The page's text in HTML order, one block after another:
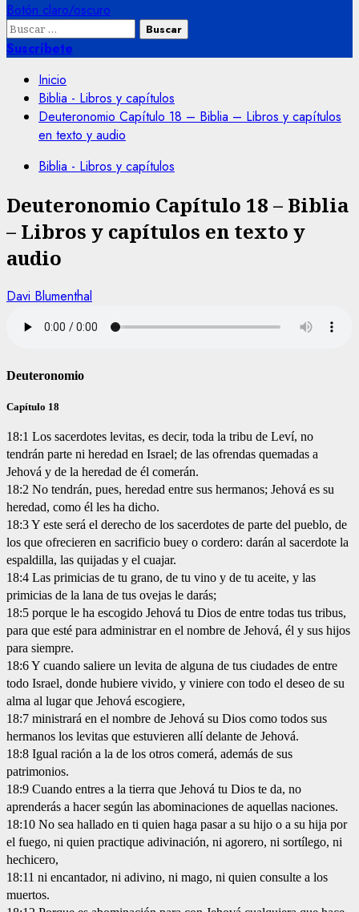
Botón claro/oscuro
Buscar:
Suscríbete
Inicio
Biblia - Libros y capítulos
Deuteronomio Capítulo 18 – Biblia – Libros y capítulos
en texto y audio
Biblia - Libros y capítulos
Deuteronomio Capítulo 18 – Biblia
– Libros y capítulos en texto y
audio
Davi Blumenthal
Deuteronomio
Capítulo 18
18:1 Los sacerdotes levitas, es decir, toda la tribu de Leví, no
tendrán parte ni heredad en Israel; de las ofrendas quemadas a
Jehová y de la heredad de él comerán.
18:2 No tendrán, pues, heredad entre sus hermanos; Jehová es su
heredad, como él les ha dicho.
18:3 Y este será el derecho de los sacerdotes de parte del pueblo, de
los que ofrecieren en sacrificio buey o cordero: darán al sacerdote la
espaldilla, las quijadas y el cuajar.
18:4 Las primicias de tu grano, de tu vino y de tu aceite, y las
primicias de la lana de tus ovejas le darás;
18:5 porque le ha escogido Jehová tu Dios de entre todas tus tribus,
para que esté para administrar en el nombre de Jehová, él y sus hijos
para siempre.
18:6 Y cuando saliere un levita de alguna de tus ciudades de entre
todo Israel, donde hubiere vivido, y viniere con todo el deseo de su
alma al lugar que Jehová escogiere,
18:7 ministrará en el nombre de Jehová su Dios como todos sus
hermanos los levitas que estuvieren allí delante de Jehová.
18:8 Igual ración a la de los otros comerá, además de sus
patrimonios.
18:9 Cuando entres a la tierra que Jehová tu Dios te da, no
aprenderás a hacer según las abominaciones de aquellas naciones.
18:10 No sea hallado en ti quien haga pasar a su hijo o a su hija por
el fuego, ni quien practique adivinación, ni agorero, ni sortílego, ni
hechicero,
18:11 ni encantador, ni adivino, ni mago, ni quien consulte a los
muertos.